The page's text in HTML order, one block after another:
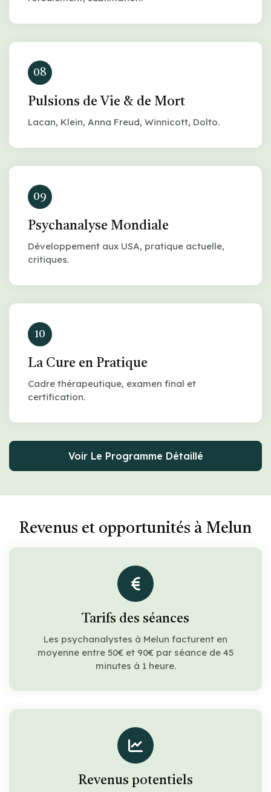
08
Pulsions de Vie & de Mort
Lacan, Klein, Anna Freud, Winnicott, Dolto.
09
Psychanalyse Mondiale
Développement aux USA, pratique actuelle,
critiques.
10
La Cure en Pratique
Cadre thérapeutique, examen final et
certification.
Voir Le Programme Détaillé
Revenus et opportunités à Melun
Tarifs des séances
Les psychanalystes à Melun facturent en
moyenne entre 50€ et 90€ par séance de 45
minutes à 1 heure.
Revenus potentiels